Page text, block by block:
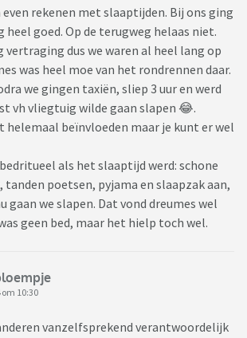
even rekenen met slaaptijden. Bij ons ging
heel goed. Op de terugweg helaas niet.
vertraging dus we waren al heel lang op
was heel moe van het rondrennen daar.
we gingen taxiën, sliep 3 uur en werd
vh vliegtuig wilde gaan slapen 😂.
helemaal beïnvloeden maar je kunt er wel
als het slaaptijd werd: schone
tanden poetsen, pyjama en slaapzak aan,
gaan we slapen. Dat vond dreumes wel
geen bed, maar het hielp toch wel.
om 10:30
vanzelfsprekend verantwoordelijk